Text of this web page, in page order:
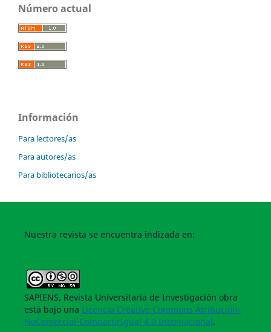
Número actual
Información
Para lectores/as
Para autores/as
Para bibliotecarios/as
Nuestra revista se encuentra indizada en:
SAPIENS, Revista Universitaria de Investigación obra
está bajo una Licencia Creative Commons Atribución-
NoComercial-CompartirIgual 4.0 Internacional.